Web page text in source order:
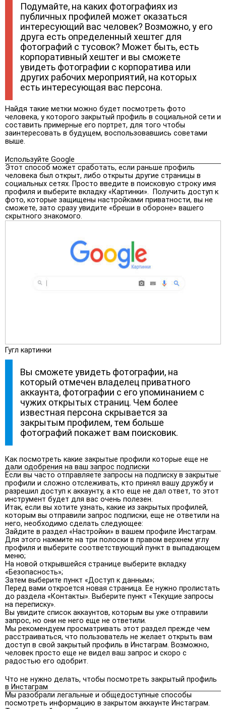
Подумайте, на каких фотографиях из
публичных профилей может оказаться
интересующий вас человек? Возможно, у его
друга есть определенный хештег для
фотографий с тусовок? Может быть, есть
корпоративный хештег и вы сможете
увидеть фотографии с корпоратива или
других рабочих мероприятий, на которых
есть интересующая вас персона.
Найдя такие метки можно будет посмотреть фото
человека, у которого закрытый профиль в социальной сети и
составить примерные его портрет, для того чтобы
заинтересовать в будущем, воспользовавшись советами
выше.
Используйте Google
Этот способ может сработать, если раньше профиль
человека был открыт, либо открыты другие страницы в
социальных сетях. Просто введите в поисковую строку имя
профиля и выберите вкладку «Картинки». Получить доступ к
фото, которые защищены настройками приватности, вы не
сможете, зато сразу увидите «бреши в обороне» вашего
скрытного знакомого.
Гугл картинки
Вы сможете увидеть фотографии, на
который отмечен владелец приватного
аккаунта, фотографии с его упоминанием с
чужих открытых страниц. Чем более
известная персона скрывается за
закрытым профилем, тем больше
фотографий покажет вам поисковик.
Как посмотреть какие закрытые профили которые еще не
дали одобрения на ваш запрос подписки
Если вы часто отправляете запросы на подписку в закрытые
профили и сложно отслеживать, кто принял вашу дружбу и
разрешил доступ к аккаунту, а кто еще не дал ответ, то этот
инструмент будет для вас очень полезен.
Итак, если вы хотите узнать, какие из закрытых профилей,
которым вы отправили запрос подписки, еще не ответили на
него, необходимо сделать следующее:
Зайдите в раздел «Настройки» в вашем профиле Инстаграм.
Для этого нажмите на три полоски в правом верхнем углу
профиля и выберите соответствующий пункт в выпадающем
меню;
На новой открывшейся странице выберите вкладку
«Безопасность»;
Затем выберите пункт «Доступ к данным»;
Перед вами откроется новая страница. Ее нужно пролистать
до раздела «Контакты». Выберите пункт «Текущие запросы
на переписку».
Вы увидите список аккаунтов, которым вы уже отправили
запрос, но они не него еще не ответили.
Мы рекомендуем просматривать этот раздел прежде чем
расстраиваться, что пользователь не желает открыть вам
доступ в свой закрытый профиль в Инстаграм. Возможно,
человек просто еще не видел ваш запрос и скоро с
радостью его одобрит.
Что не нужно делать, чтобы посмотреть закрытый профиль
в Инстаграм
Мы разобрали легальные и общедоступные способы
посмотреть информацию в закрытом аккаунте Инстаграм.